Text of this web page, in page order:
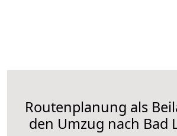
Routenplanung als
den Umzug nach Bad